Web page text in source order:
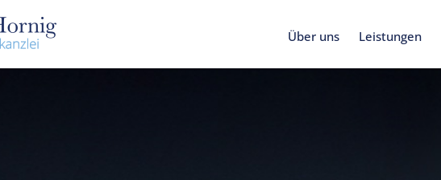
Über uns Leistungen